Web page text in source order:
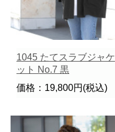
1045 たてスラブジャケ
ット No.7 黒
価格：19,800円(税込)